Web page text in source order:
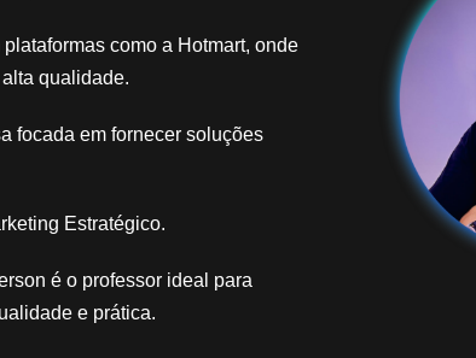
como a Hotmart, onde
qualidade.
focada em fornecer soluções
Estratégico.
é o professor ideal para
e prática.